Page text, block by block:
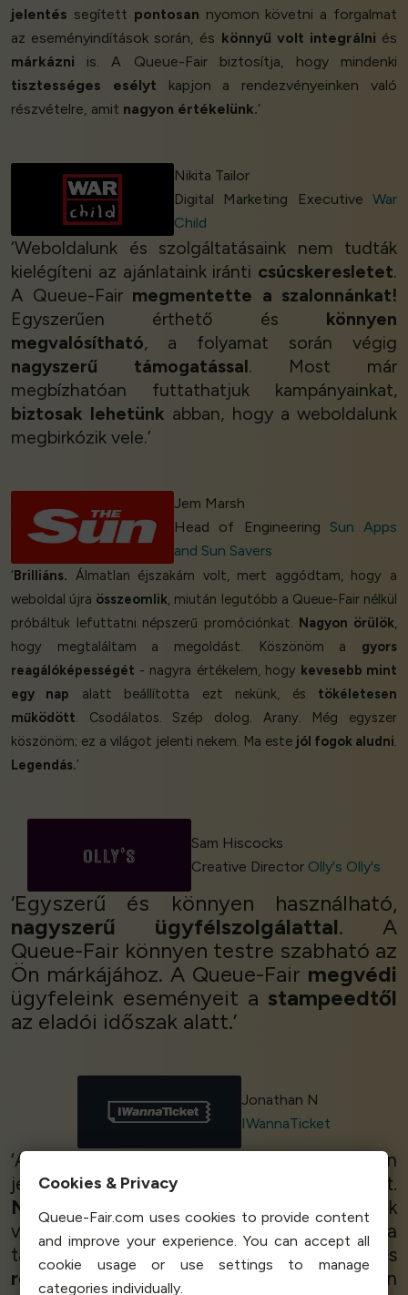
jelentés segített pontosan nyomon követni a forgalmat
az eseményindítások során, és könnyű volt integrálni és
márkázni is. A Queue-Fair biztosítja, hogy mindenki
tisztességes esélyt kapjon a rendezvényeinken való
részvételre, amit nagyon értékelünk.’
Nikita Tailor
Digital Marketing Executive War
Child
‘Weboldalunk és szolgáltatásaink nem tudták
kielégíteni az ajánlataink iránti csúcskeresletet.
A Queue-Fair megmentette a szalonnánkat!
Egyszerűen érthető és könnyen
megvalósítható, a folyamat során végig
nagyszerű támogatással. Most már
megbízhatóan futtathatjuk kampányainkat,
biztosak lehetünk abban, hogy a weboldalunk
megbirkózik vele.’
Jem Marsh
Head of Engineering Sun Apps
and Sun Savers
‘Brilliáns. Álmatlan éjszakám volt, mert aggódtam, hogy a
weboldal újra összeomlik, miután legutóbb a Queue-Fair nélkül
próbáltuk lefuttatni népszerű promóciónkat. Nagyon örülök,
hogy megtaláltam a megoldást. Köszönöm a gyors
reagálóképességét - nagyra értékelem, hogy kevesebb mint
egy nap alatt beállította ezt nekünk, és tökéletesen
működött. Csodálatos. Szép dolog. Arany. Még egyszer
köszönöm; ez a világot jelenti nekem. Ma este jól fogok aludni.
Legendás.’
Sam Hiscocks
Creative Director Olly's Olly's
‘Egyszerű és könnyen használható,
nagyszerű ügyfélszolgálattal. A
Queue-Fair könnyen testre szabható az
Ön márkájához. A Queue-Fair megvédi
ügyfeleink eseményeit a stampeedtől
az eladói időszak alatt.’
Jonathan N
IWannaTicket
‘A Queue-Fair-val oldottuk meg a weboldalon
jelentkező extrém túlterheltségi problémánkat.
Nagyon elégedettek
vagyunk, és szeretnénk
velük maradni a jövőben is, a szolgáltatás és a
támogatás
kiváló ! Nagyon egyszerű
, és
rendkívül segítőkész
személyzet! Minden
Cookies & Privacy
Queue-Fair.com uses cookies to provide content
and improve your experience. You can accept all
cookie usage or use settings to manage
categories individually.